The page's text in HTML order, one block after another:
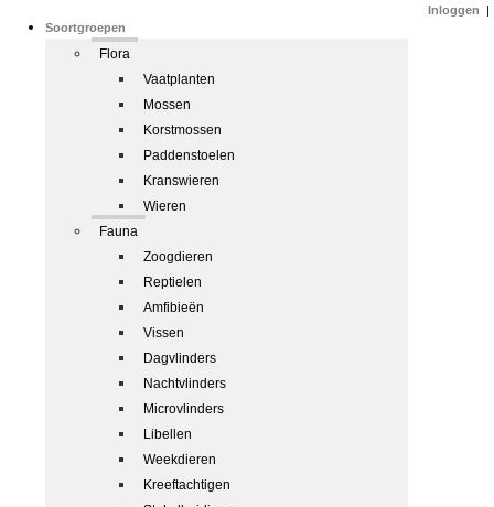
Soortgroepen
Flora
Vaatplanten
Mossen
Korstmossen
Paddenstoelen
Kranswieren
Wieren
Fauna
Zoogdieren
Reptielen
Amfibieën
Vissen
Dagvlinders
Nachtvlinders
Microvlinders
Libellen
Weekdieren
Kreeftachtigen
Inloggen |